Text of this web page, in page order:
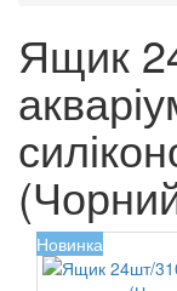
Ящик
Новинка